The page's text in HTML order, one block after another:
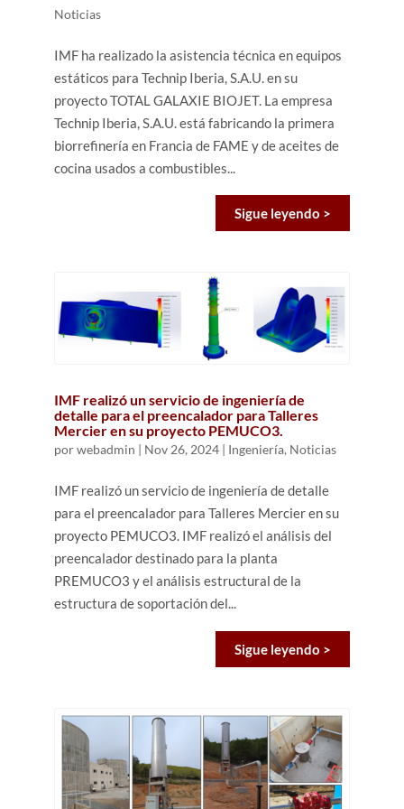
Noticias
IMF ha realizado la asistencia técnica en equipos
estáticos para Technip Iberia, S.A.U. en su
proyecto TOTAL GALAXIE BIOJET. La empresa
Technip Iberia, S.A.U. está fabricando la primera
biorrefinería en Francia de FAME y de aceites de
cocina usados a combustibles...
Sigue leyendo >
IMF realizó un servicio de ingeniería de
detalle para el preencalador para Talleres
Mercier en su proyecto PEMUCO3.
porwebadmin | Nov 26, 2024| Ingeniería, Noticias
IMF realizó un servicio de ingeniería de detalle
para el preencalador para Talleres Mercier en su
proyecto PEMUCO3. IMF realizó el análisis del
preencalador destinado para la planta
PREMUCO3 y el análisis estructural de la
estructura de soportación del...
Sigue leyendo >